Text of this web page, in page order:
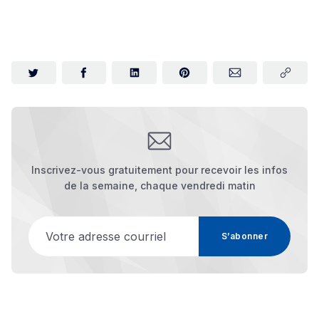
Inscrivez-vous gratuitement pour recevoir les infos
de la semaine, chaque vendredi matin
S’abonner